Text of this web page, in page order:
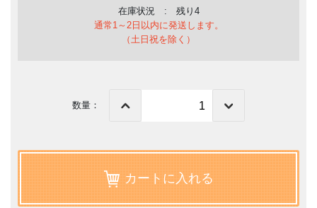
在庫状況 : 残り4
通常1～2日以内に発送します。
（土日祝を除く）
数量：
カートに入れる